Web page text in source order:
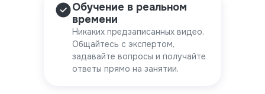
Обучение в реальном
времени
Никаких предзаписанных видео.
Общайтесь с экспертом,
задавайте вопросы и получайте
ответы прямо на занятии.